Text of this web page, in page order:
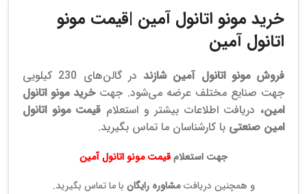
خرید مونو اتانول آمین |قیمت مونو
اتانول آمین
فروش مونو اتانول آمین شازند
در گالن‌های 230 کیلویی
جهت صنایع مختلف عرضه می‌شود. جهتخرید مونو اتانول
امین، دریافت اطلاعات بیشتر و استعلام قیمت مونو اتانول
امین صنعتی با کارشناسان ما تماس بگیرید.
جهت استعلامقیمت مونو اتانول آمین
و همچنین دریافتمشاوره رایگان با ما تماس بگیرید.